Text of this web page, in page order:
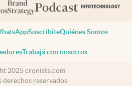
SuscribiteQuiénes Somos
Trabajá con nosotros
2025 cronista.com
derechos reservados